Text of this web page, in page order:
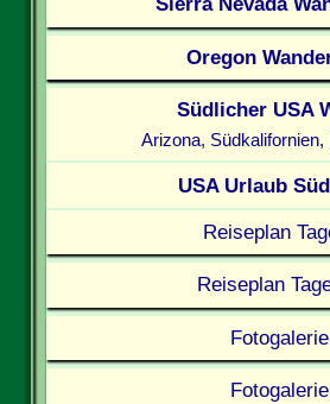
Oregon
Südlicher USA
Arizona,
USA Urlaub
Reiseplan
Reiseplan